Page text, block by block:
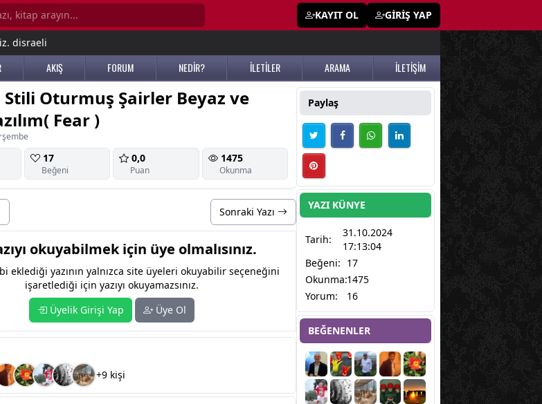
KAYIT OL GİRİŞ YAP
disraeli
AKIŞ FORUM NEDİR? İLETİLER ARAMA İLETİŞİM
Stili Oturmuş Şairler Beyaz ve
Fear )
17
Beğeni
0,0
Puan
1475
Okunma
Sonraki Yazı
okuyabilmek için üye olmalısınız.
eklediği yazının yalnızca site üyeleri okuyabilir seçeneğini
işaretlediği için yazıyı okuyamazsınız.
Üyelik Girişi Yap
Üye Ol
+9 kişi
Paylaş
YAZI KÜNYE
Tarih:
31.10.2024
17:13:04
Beğeni: 17
Okunma:1475
Yorum:
16
BEĞENENLER